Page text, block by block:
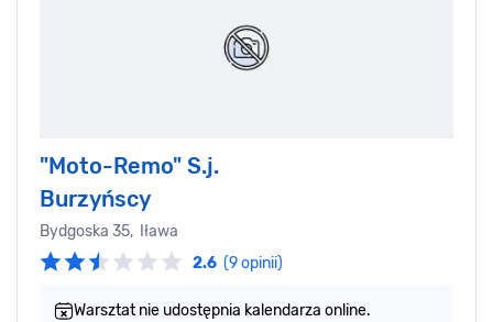
"Moto-Remo" S.j.
Burzyńscy
Bydgoska 35, Iława
2.6 (9 opinii)
Warsztat nie udostępnia kalendarza online.